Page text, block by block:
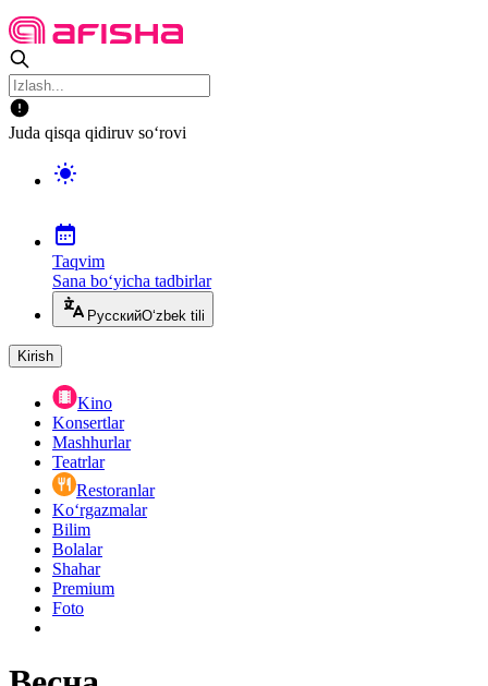
Juda qisqa qidiruv so‘rovi
Taqvim
Sana bo‘yicha tadbirlar
РусскийO‘zbek tili
Kirish
Kino
Konsertlar
Mashhurlar
Teatrlar
Restoranlar
Ko‘rgazmalar
Bilim
Bolalar
Shahar
Premium
Foto